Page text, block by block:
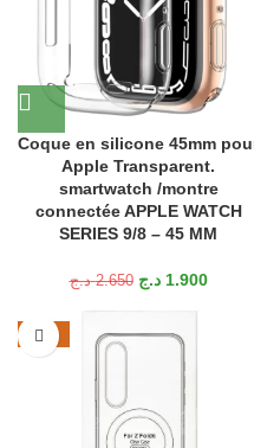
Coque en silicone 45mm
Apple Transparent.
smartwatch /montre
connectée APPLE WATCH
SERIES 9/8 – 45 MM
2.650 د.ج 1.900 د.ج
-25%